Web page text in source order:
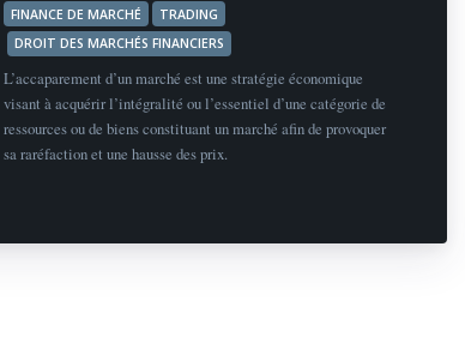
FINANCE DE MARCHÉ
TRADING
DROIT DES MARCHÉS FINANCIERS
L’accaparement d’un marché est une stratégie économique
visant à acquérir l’intégralité ou l’essentiel d’une catégorie de
ressources ou de biens constituant un marché afin de provoquer
sa raréfaction et une hausse des prix.